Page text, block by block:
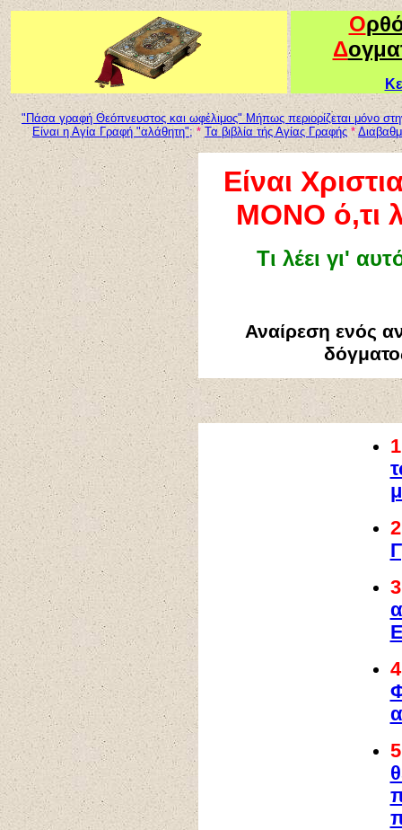
Ο
Δ
"Πάσα γραφή Θεόπνευστος και ωφέλιμος" Μήπως περιορίζεται μόνο
Είναι η Αγία Γραφή "αλάθητη"; * Τα βιβλία τής Αγίας Γραφής *
Είναι
ΜΟΝΟ ό,τι
Τι λέει γι'
Αναίρεση ενός